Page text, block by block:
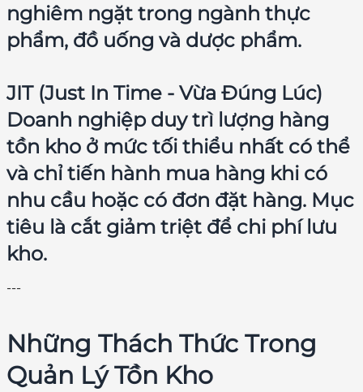
nghiêm ngặt trong ngành thực
phẩm, đồ uống và dược phẩm.
JIT (Just In Time - Vừa Đúng Lúc)
Doanh nghiệp duy trì lượng hàng
tồn kho ở mức tối thiểu nhất có thể
và chỉ tiến hành mua hàng khi có
nhu cầu hoặc có đơn đặt hàng. Mục
tiêu là cắt giảm triệt để chi phí lưu
kho.
---
Những Thách Thức Trong
Quản Lý Tồn Kho